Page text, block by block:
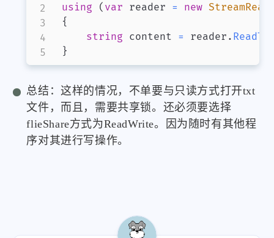
using
( var reader = new
{
string content = reader .
}
总结：这样的情况，不单要与只读方式打开txt
文件，而且，需要共享锁。还必须要选择
flieShare方式为ReadWrite。因为随时有其他程
序对其进行写操作。